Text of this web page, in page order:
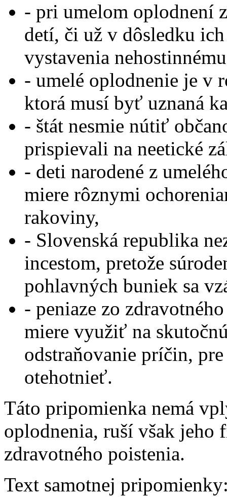
- pri umelom oplodnení
detí, či už v dôsledku
vystavenia
- umelé oplodnenie je v
ktorá musí byť uznaná
- štát nesmie nútiť
prispievali na neetické
- deti narodené z
miere rôznymi
rakoviny,
- Slovenská republika
incestom, pretože
pohlavných buniek sa
- peniaze zo
miere využiť na
odstraňovanie príčin,
otehotnieť.
Táto pripomienka nemá
oplodnenia, ruší však jeho
zdravotného poistenia.
Text samotnej